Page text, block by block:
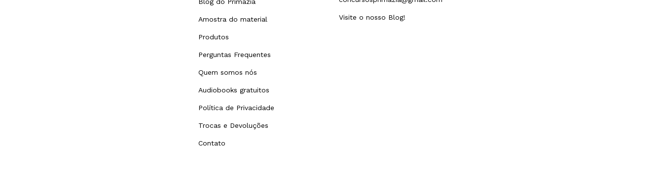
Amostra do material
Produtos
Perguntas Frequentes
Quem somos nós
Audiobooks gratuitos
Política de Privacidade
Trocas e Devoluções
Contato
Visite o nosso Blog!